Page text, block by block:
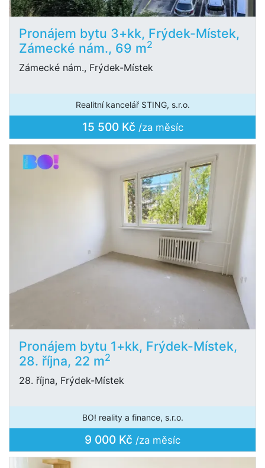
Pronájem bytu 3+kk, Frýdek-Místek,
Zámecké nám., 69 m2
Zámecké nám., Frýdek-Místek
Realitní kancelář STING, s.r.o.
15 500 Kč /za měsíc
Pronájem bytu 1+kk, Frýdek-Místek,
28. října, 22 m2
28. října, Frýdek-Místek
BO! reality a finance, s.r.o.
9 000 Kč /za měsíc